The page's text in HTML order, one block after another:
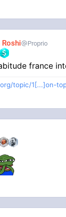
Roshi Proprio
france
topic/1[...]on-